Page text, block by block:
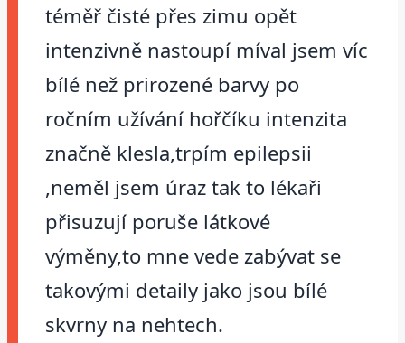
téměř čisté přes zimu opět
intenzivně nastoupí míval jsem víc
bílé než prirozené barvy po
ročním užívání hořčíku intenzita
značně klesla,trpím epilepsii
,neměl jsem úraz tak to lékaři
přisuzují poruše látkové
výměny,to mne vede zabývat se
takovými detaily jako jsou bílé
skvrny na nehtech.